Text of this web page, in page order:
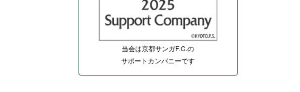
当会は京都サンガF.C.の
サポートカンパニーです